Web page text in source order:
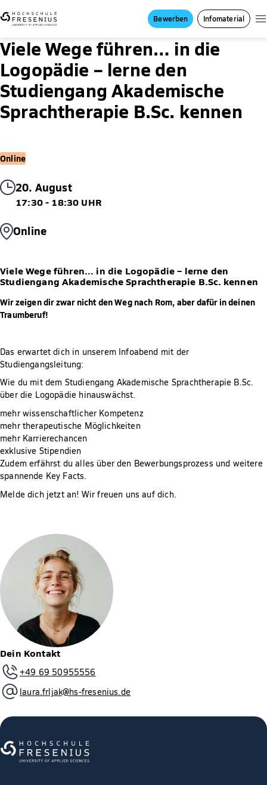
Bewerben Infomaterial
Viele Wege führen… in die
Logopädie – lerne den
Studiengang Akademische
Sprachtherapie B.Sc. kennen
20. August
17:30 - 18:30 UHR
Online
Online
Viele Wege führen… in die Logopädie – lerne den
Studiengang Akademische Sprachtherapie B.Sc. kennen
Wir zeigen dir zwar nicht den Weg nach Rom, aber dafür in deinen
Traumberuf!
Das erwartet dich in unserem Infoabend mit der
Studiengangsleitung:
Wie du mit dem Studiengang Akademische Sprachtherapie B.Sc.
über die Logopädie hinauswächst.
mehr wissenschaftlicher Kompetenz
mehr therapeutische Möglichkeiten
mehr Karrierechancen
exklusive Stipendien
Zudem erfährst du alles über den Bewerbungsprozess und weitere
spannende Key Facts.
Melde dich jetzt an! Wir freuen uns auf dich.
Dein Kontakt
+49 69 50955556
laura.frljak@hs-fresenius.de